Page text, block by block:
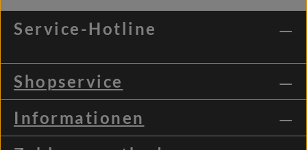
Service-Hotline
Shopservice
Informationen